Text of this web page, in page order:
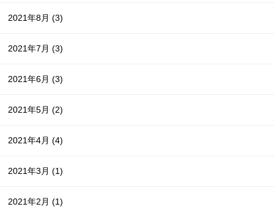
2021年8月(3)
2021年7月(3)
2021年6月(3)
2021年5月(2)
2021年4月(4)
2021年3月(1)
2021年2月(1)